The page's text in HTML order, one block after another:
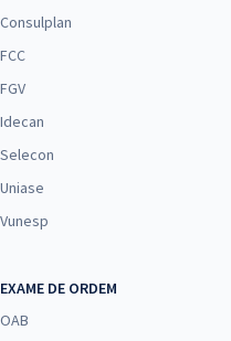
Consulplan
FCC
FGV
Idecan
Selecon
Uniase
Vunesp
EXAME DE ORDEM
OAB